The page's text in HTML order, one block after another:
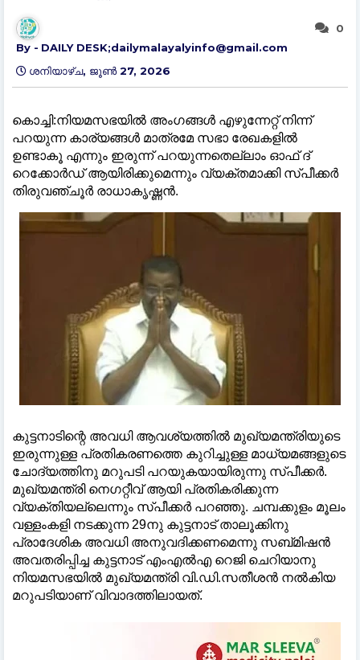
0
DAILY DESK;dailymalayalyinfo@gmail.com
ശനിയാഴ്‌ച, ജൂൺ 27, 2026
കൊച്ചി:നിയമസഭയിൽ അംഗങ്ങൾ എഴുന്നേറ്റ് നിന്ന്
പറയുന്ന കാര്യങ്ങൾ മാത്രമേ സഭാ രേഖകളിൽ
ഉണ്ടാകൂ എന്നും ഇരുന്ന് പറയുന്നതെല്ലാം ഓഫ് ദ്
റെക്കോർഡ് ആയിരിക്കുമെന്നും വ്യക്തമാക്കി സ്പീക്കർ
തിരുവഞ്ചൂർ രാധാകൃഷ്ണൻ. ‌
കുട്ടനാടിന്റെ അവധി ആവശ്യത്തിൽ മുഖ്യമന്ത്രിയുടെ
ഇരുന്നുള്ള പ്രതികരണത്തെ കുറിച്ചുള്ള മാധ്യമങ്ങളുടെ
ചോദ്യത്തിനു മറുപടി പറയുകയായിരുന്നു സ്പീക്കർ.
മുഖ്യമന്ത്രി നെഗറ്റീവ് ആയി പ്രതികരിക്കുന്ന
വ്യക്തിയല്ലെന്നും സ്പീക്കർ പറഞ്ഞു. ചമ്പക്കുളം മൂലം
വള്ളംകളി നടക്കുന്ന 29നു കുട്ടനാട് താലൂക്കിനു
പ്രാദേശിക അവധി അനുവദിക്കണമെന്നു സബ്മിഷൻ
അവതരിപ്പിച്ച കുട്ടനാട് എംഎൽഎ റെജി ചെറിയാനു
നിയമസഭയിൽ മുഖ്യമന്ത്രി വി.ഡി.സതീശൻ നൽകിയ
മറുപടിയാണ് വിവാദത്തിലായത്.